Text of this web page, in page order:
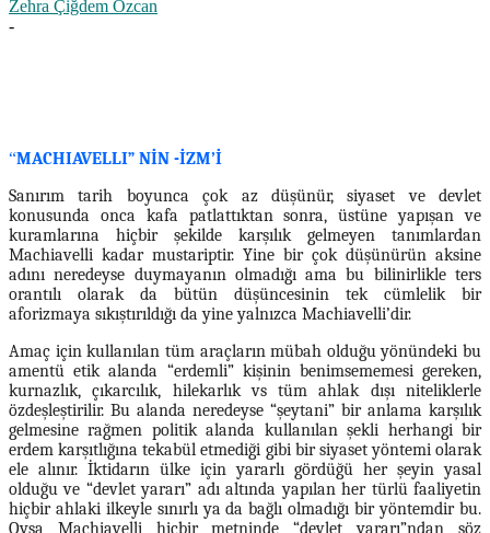
Zehra Çiğdem Özcan
-
“MACHIAVELLI” NİN -İZM’İ
Sanırım tarih boyunca çok az düşünür, siyaset ve devlet
konusunda onca kafa patlattıktan sonra, üstüne yapışan ve
kuramlarına hiçbir şekilde karşılık gelmeyen tanımlardan
Machiavelli kadar mustariptir. Yine bir çok düşünürün aksine
adını neredeyse duymayanın olmadığı ama bu bilinirlikle ters
orantılı olarak da bütün düşüncesinin tek cümlelik bir
aforizmaya sıkıştırıldığı da yine yalnızca Machiavelli’dir.
Amaç için kullanılan tüm araçların mübah olduğu yönündeki bu
amentü etik alanda “erdemli” kişinin benimsememesi gereken,
kurnazlık, çıkarcılık, hilekarlık vs tüm ahlak dışı niteliklerle
özdeşleştirilir. Bu alanda neredeyse “şeytani” bir anlama karşılık
gelmesine rağmen politik alanda kullanılan şekli herhangi bir
erdem karşıtlığına tekabül etmediği gibi bir siyaset yöntemi olarak
ele alınır. İktidarın ülke için yararlı gördüğü her şeyin yasal
olduğu ve “devlet yararı” adı altında yapılan her türlü faaliyetin
hiçbir ahlaki ilkeyle sınırlı ya da bağlı olmadığı bir yöntemdir bu.
Oysa Machiavelli hiçbir metninde “devlet yararı”ndan söz